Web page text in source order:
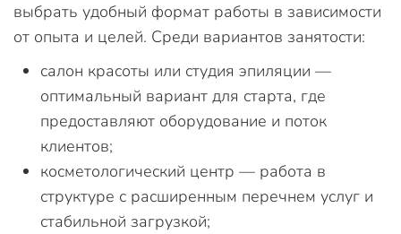
выбрать удобный формат работы в зависимости
от опыта и целей. Среди вариантов занятости:
салон красоты или студия эпиляции —
оптимальный вариант для старта, где
предоставляют оборудование и поток
клиентов;
косметологический центр — работа в
структуре с расширенным перечнем услуг и
стабильной загрузкой;